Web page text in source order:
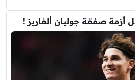
أزمة صفقة جوليان ألفاريز !